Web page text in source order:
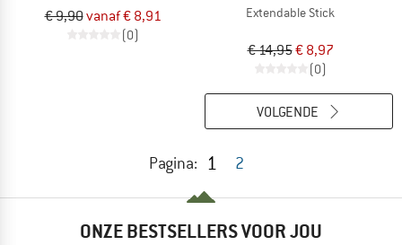
€ 9,90vanaf € 8,91
(0)
Extendable Stick
€ 14,95€ 8,97
(0)
Pagina: 1 2
VOLGENDE
ONZE BESTSELLERS VOOR JOU